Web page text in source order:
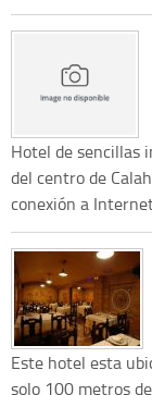
Hotel de sencillas
del centro de
conexión a
Este hotel esta
solo 100 metros